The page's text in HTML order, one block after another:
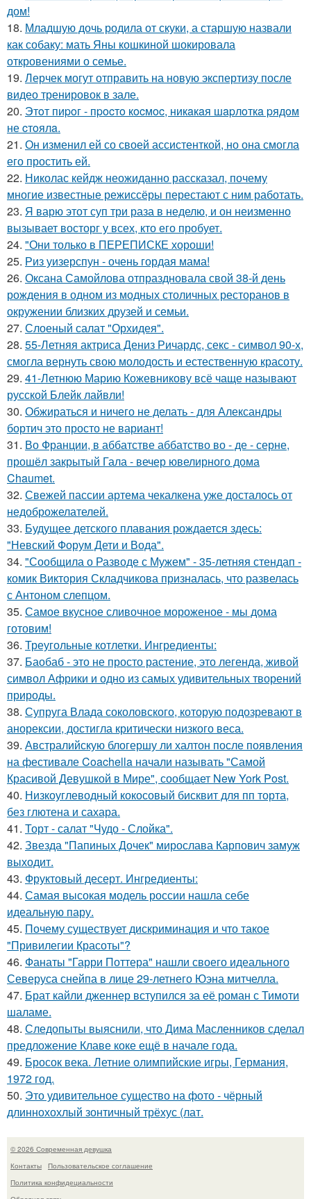
дом!
18. Младшую дочь родила от скуки, а старшую назвали
как собаку: мать Яны кошкиной шокировала
откровениями о семье.
19. Лерчек могут отправить на новую экспертизу после
видео тренировок в зале.
20. Этoт пиpoг - пpocтo кocмoc, никaкaя шapлoткa pядoм
не cтoялa.
21. Он изменил ей со своей ассистенткой, но она смогла
его простить ей.
22. Николас кейдж неожиданно рассказал, почему
многие известные режиссёры перестают с ним работать.
23. Я варю этот суп три раза в неделю, и он неизменно
вызывает восторг у всех, кто его пробует.
24. "Они только в ПЕРЕПИСКЕ хороши!
25. Риз уизерспун - очень гордая мама!
26. Оксана Самойлова отпраздновала свой 38-й день
рождения в одном из модных столичных ресторанов в
окружении близких друзей и семьи.
27. Слоеный салат "Орхидея".
28. 55-Летняя актриса Дениз Ричардс, секс - символ 90-х,
смогла вернуть свою молодость и естественную красоту.
29. 41-Летнюю Марию Кожевникову всё чаще называют
русской Блейк лайвли!
30. Обжираться и ничего не делать - для Александры
бортич это просто не вариант!
31. Во Франции, в аббатстве аббатство во - де - серне,
прошёл закрытый Гала - вечер ювелирного дома
Chaumet.
32. Свежей пассии артема чекалкена уже досталось от
недоброжелателей.
33. Будущее детского плавания рождается здесь:
"Невский Форум Дети и Вода".
34. "Сообщила о Разводе с Мужем" - 35-летняя стендап -
комик Виктория Складчикова призналась, что развелась
с Антоном слепцом.
35. Самое вкусное сливочное мороженое - мы дома
готовим!
36. Треугольные котлетки. Ингредиенты:
37. Баобаб - это не просто растение, это легенда, живой
символ Африки и одно из самых удивительных творений
природы.
38. Супруга Влада соколовского, которую подозревают в
анорексии, достигла критически низкого веса.
39. Австралийскую блогершу ли халтон после появления
на фестивале Coachella начали называть "Самой
Красивой Девушкой в Мире", сообщает New York Post.
40. Низкоуглеводный кокосовый бисквит для пп торта,
без глютена и сахара.
41. Торт - салат "Чудо - Слойка".
42. Звезда "Папиных Дочек" мирослава Карпович замуж
выходит.
43. Фруктовый десерт. Ингредиенты:
44. Самая высокая модель россии нашла себе
идеальную пару.
45. Почему существует дискриминация и что такое
"Привилегии Красоты"?
46. Фанаты "Гарри Поттера" нашли своего идеального
Северуса снейпа в лице 29-летнего Юэна митчелла.
47. Брат кайли дженнер вступился за её роман с Тимоти
шаламе.
48. Следопыты выяснили, что Дима Масленников сделал
предложение Клаве коке ещё в начале года.
49. Бросок века. Летние олимпийские игры, Германия,
1972 год.
50. Это удивительное существо на фото - чёрный
длиннохохлый зонтичный трёхус (лат.
© 2026 Современная девушка
Контакты
Пользовательское соглашение
Политика конфидециальности